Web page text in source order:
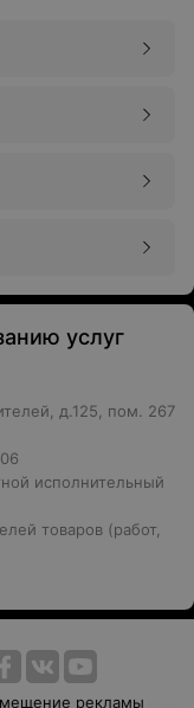
услуг
д.125, пом. 267
исполнительный
товаров (работ,
рекламы